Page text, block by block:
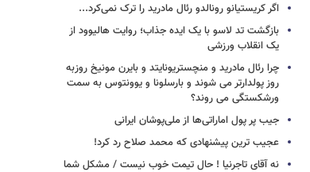
اگر کریستیانو رونالدو رئال مادرید را ترک نمی‌کرد...
بازگشت تد لاسو با یک ایده جذاب؛ روایت هالیوود از
یک انقلاب ورزشی
چرا رئال مادرید و منچستریونایتد و بایرن مونیخ روزبه
روز پولدارتر می شوند و بارسلونا و یوونتوس به سمت
ورشکستگی می روند؟
جیب پر پول اماراتی‌ها از ملی‌پوشان ایرانی
عجیب ترین پیشنهادی که محمد صلاح رد کرد!
نه آقای تاجرنیا ! حال تیمت خوب نیست / مشکل شما